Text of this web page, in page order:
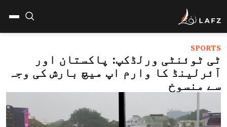
SPORTS
ٹی ٹوئنٹی ورلڈکپ: پاکستان اور
آئرلینڈ کا وارم اپ میچ بارش کی وجہ
سے منسوخ